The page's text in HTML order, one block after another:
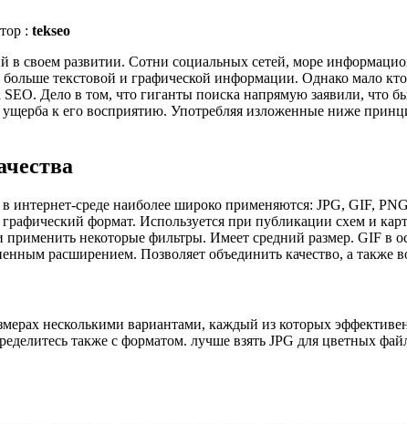
: tekseo
своем развитии. Сотни социальных сетей, море
текстовой и графической информации. Однако мало
SEO. Дело в том, что гиганты поиска напрямую заявили, что
к его восприятию. Употребляя изложенные ниже
интернет-среде наиболее широко применяются: JPG, GIF,
формат. Используется при публикации схем и
применить некоторые фильтры. Имеет средний размер. GIF
расширением. Позволяет объединить качество, а также
несколькими вариантами, каждый из которых
также с форматом. лучше взять JPG для цветных